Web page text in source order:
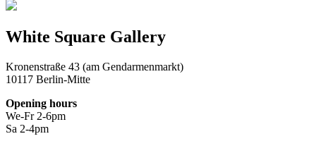
White Square Gallery
Kronenstraße 43 (am Gendarmenmarkt)
10117 Berlin-Mitte
Opening hours
We-Fr 2-6pm
Sa 2-4pm